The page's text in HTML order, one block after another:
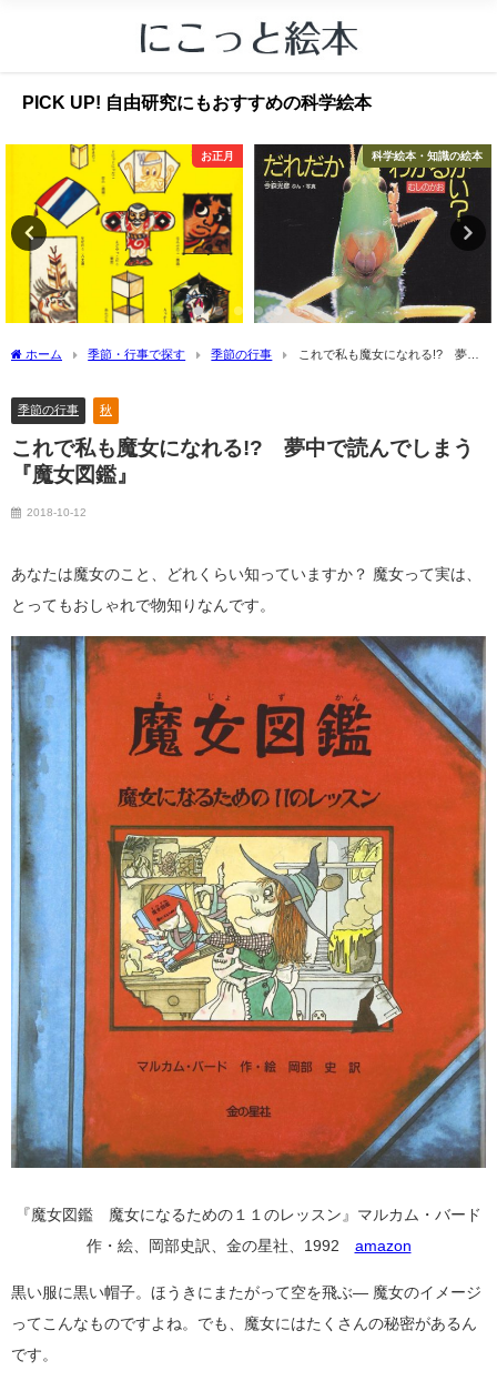
PICK UP! 自由研究にもおすすめの科学絵本
お正月 科学絵本・知識の絵本
ホーム 季節・行事で探す 季節の行事
これで私も魔女になれる!? 夢中
季節の行事 秋
これで私も魔女になれる!? 夢中で読んでしまう
『魔女図鑑』
2018-10-12
あなたは魔女のこと、どれくらい知っていますか？ 魔女って実は、
とってもおしゃれで物知りなんです。
『魔女図鑑 魔女になるための１１のレッスン』マルカム・バード
作・絵、岡部史訳、金の星社、1992 amazon
黒い服に黒い帽子。ほうきにまたがって空を飛ぶ― 魔女のイメージ
ってこんなものですよね。でも、魔女にはたくさんの秘密があるん
です。